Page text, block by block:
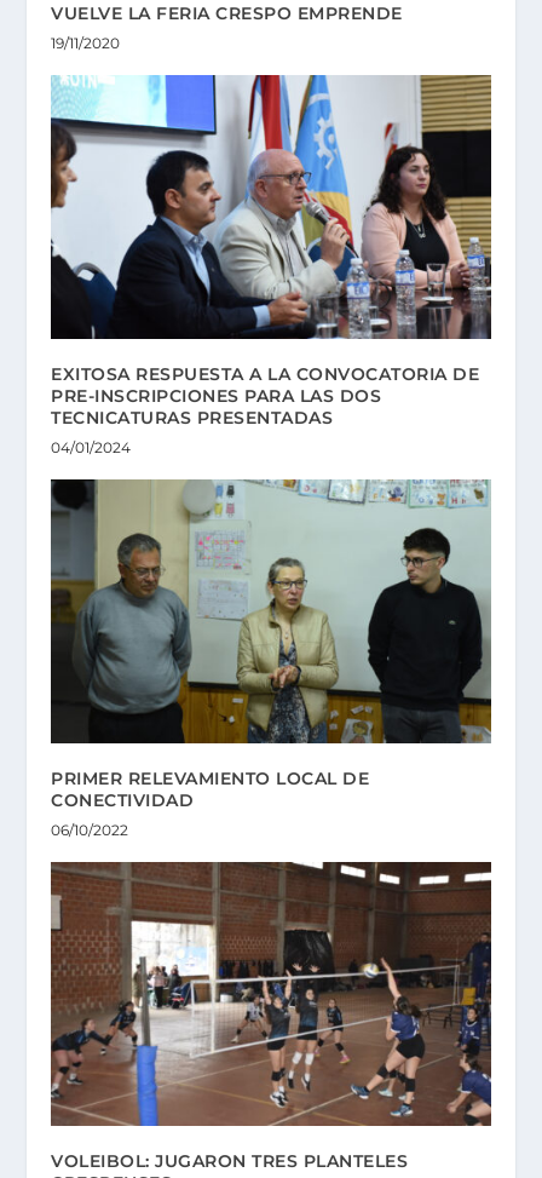
VUELVE LA FERIA CRESPO EMPRENDE
19/11/2020
EXITOSA RESPUESTA A LA CONVOCATORIA DE
PRE-INSCRIPCIONES PARA LAS DOS
TECNICATURAS PRESENTADAS
04/01/2024
PRIMER RELEVAMIENTO LOCAL DE
CONECTIVIDAD
06/10/2022
VOLEIBOL: JUGARON TRES PLANTELES